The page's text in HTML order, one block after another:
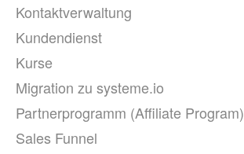
Kontaktverwaltung
Kundendienst
Kurse
Migration zu systeme.io
Partnerprogramm (Affiliate Program)
Sales Funnel